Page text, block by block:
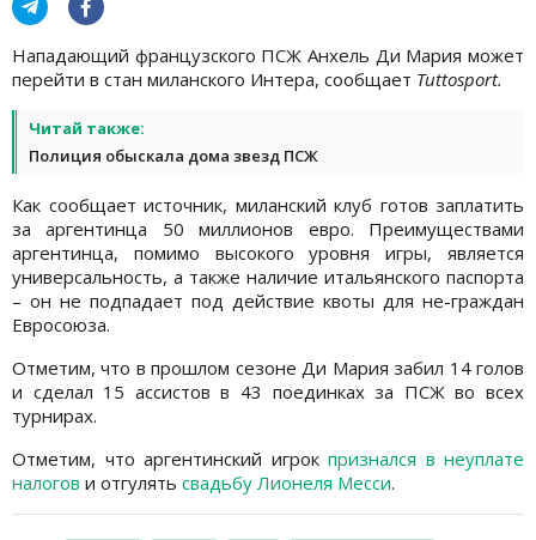
Нападающий французского ПСЖ Анхель Ди Мария может
перейти в стан миланского Интера, сообщает Tuttosport.
Читай также:
Полиция обыскала дома звезд ПСЖ
Как сообщает источник, миланский клуб готов заплатить
за аргентинца 50 миллионов евро. Преимуществами
аргентинца, помимо высокого уровня игры, является
универсальность, а также наличие итальянского паспорта
– он не подпадает под действие квоты для не-граждан
Евросоюза.
Отметим, что в прошлом сезоне Ди Мария забил 14 голов
и сделал 15 ассистов в 43 поединках за ПСЖ во всех
турнирах.
Отметим, что аргентинский игрок признался в неуплате
налогов и отгулять свадьбу Лионеля Месси.